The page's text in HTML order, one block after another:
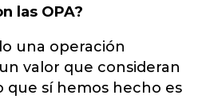
las OPA?
una operación
valor que consideran
que sí hemos hecho es